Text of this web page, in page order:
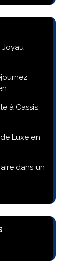
Joyau
à Cassis
Luxe en
dans un